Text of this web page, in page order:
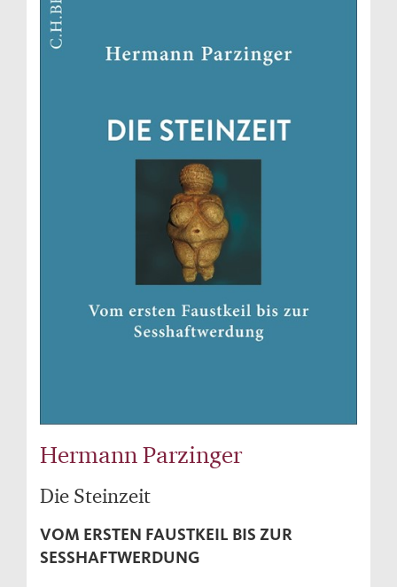
Hermann Parzinger
Die Steinzeit
VOM ERSTEN FAUSTKEIL BIS ZUR
SESSHAFTWERDUNG